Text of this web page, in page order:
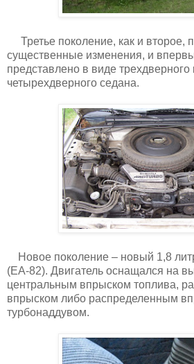
Третье поколение, как и второе,
существенные изменения, и
представлено в виде трехдверного
четырехдверного седана.
Новое поколение – новый 1,8
(EA-82). Двигатель оснащался на
центральным впрыском топлива,
впрыском либо распределенным
турбонаддувом.